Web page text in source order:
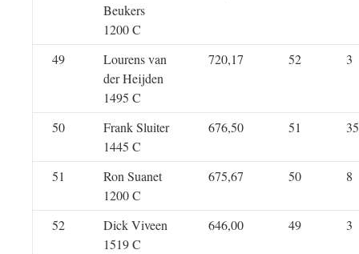
Beukers
1200 C
49
Lourens van
der Heijden
1495 C
720,17 52 3
50
Frank Sluiter
1445 C
676,50 51 35
51
Ron Suanet
1200 C
675,67 50 8
52
Dick Viveen
1519 C
646,00 49 3